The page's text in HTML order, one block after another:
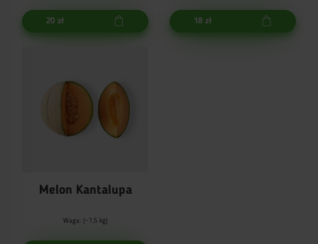
20 zł 18 zł
Melon Kantalupa
Waga: (~1,5 kg)